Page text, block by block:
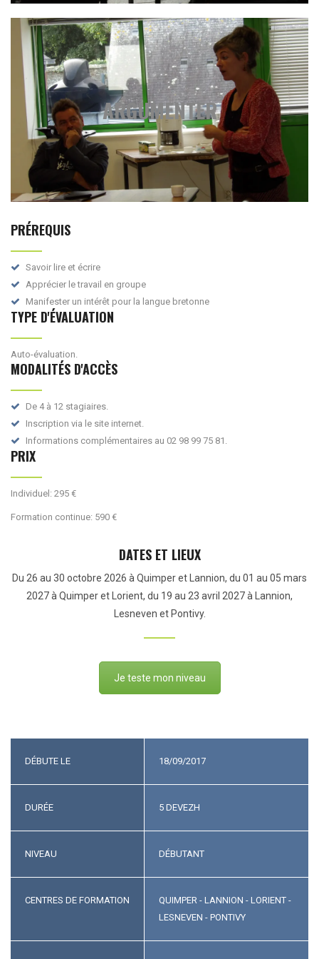
ARGUMENTER
ARGUMENTER
Jeux de rôle
Mise en situation
Organisation de débats
PRÉREQUIS
Savoir lire et écrire
Apprécier le travail en groupe
Manifester un intérêt pour la langue bretonne
TYPE D'ÉVALUATION
Auto-évaluation.
MODALITÉS D'ACCÈS
De 4 à 12 stagiaires.
Inscription via le site internet.
Informations complémentaires au 02 98 99 75 81.
PRIX
Individuel: 295 €
Formation continue: 590 €
DATES ET LIEUX
Du 26 au 30 octobre 2026 à Quimper et Lannion, du 01 au 05 mars
2027 à Quimper et Lorient, du 19 au 23 avril 2027 à Lannion,
Lesneven et Pontivy.
Je teste mon niveau
DÉBUTE LE 18/09/2017
DURÉE 5 DEVEZH
NIVEAU DÉBUTANT
CENTRES DE FORMATION
QUIMPER - LANNION - LORIENT -
LESNEVEN - PONTIVY